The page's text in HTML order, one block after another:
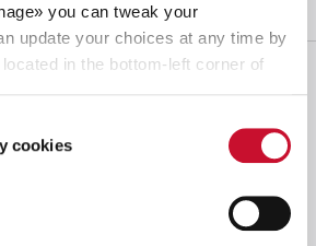
you can tweak your
update your choices at any time by
in the bottom-left corner of
cookies
nostri comunicati stampa, le